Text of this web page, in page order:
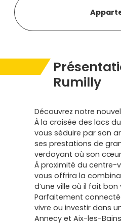
Rumilly
Découvrez notre
À la croisée des lacs
vous séduire par son
ses prestations de
verdoyant où son
À proximité du centre-
vous offrira la
d’une ville où il fait bon
Parfaitement
vivre ou investir dans
Annecy et Aix-les-